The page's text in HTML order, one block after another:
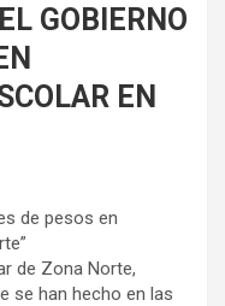
GOBIERNO
EN
de pesos en
de Zona Norte,
se han hecho en las